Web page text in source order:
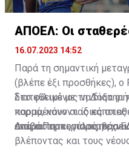
ΑΠΟΕΛ: Οι
16.07.2023 14:52
Παρά τη σημαντική
(βλέπε έξι προσθήκες), ο
διατεθειμένος να
κορμό, κάνοντας
απαραίτητες
Στο φιλικό με τη Δόξα οι
παραμένουν οι ίδιες
ενώ ο Πορτογάλος
βλέποντας και τους
Διαβάστε περισσότερα